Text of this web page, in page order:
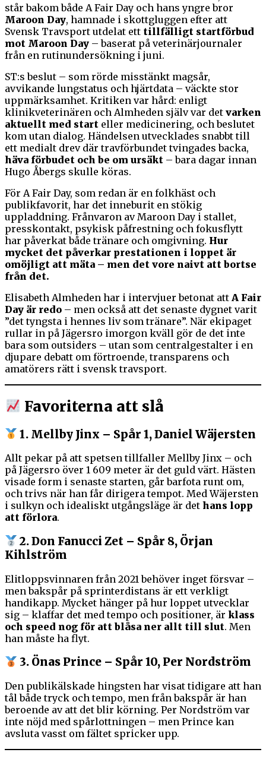
står bakom både A Fair Day och hans yngre bror
Maroon Day, hamnade i skottgluggen efter att
Svensk Travsport utdelat ett tillfälligt startförbud
mot Maroon Day – baserat på veterinärjournaler
från en rutinundersökning i juni.
ST:s beslut – som rörde misstänkt magsår,
avvikande lungstatus och hjärtdata – väckte stor
uppmärksamhet. Kritiken var hård: enligt
klinikveterinären och Almheden själv var det varken
aktuellt med start eller medicinering, och beslutet
kom utan dialog. Händelsen utvecklades snabbt till
ett medialt drev där travförbundet tvingades backa,
häva förbudet och be om ursäkt – bara dagar innan
Hugo Åbergs skulle köras.
För A Fair Day, som redan är en folkhäst och
publikfavorit, har det inneburit en stökig
uppladdning. Frånvaron av Maroon Day i stallet,
presskontakt, psykisk påfrestning och fokusflytt
har påverkat både tränare och omgivning. Hur
mycket det påverkar prestationen i loppet är
omöjligt att mäta – men det vore naivt att bortse
från det.
Elisabeth Almheden har i intervjuer betonat att A Fair
Day är redo – men också att det senaste dygnet varit
”det tyngsta i hennes liv som tränare”. När ekipaget
rullar in på Jägersro imorgon kväll gör de det inte
bara som outsiders – utan som centralgestalter i en
djupare debatt om förtroende, transparens och
amatörers rätt i svensk travsport.
Favoriterna att slå
1. Mellby Jinx – Spår 1, Daniel Wäjersten
Allt pekar på att spetsen tillfaller Mellby Jinx – och
på Jägersro över 1 609 meter är det guld värt. Hästen
visade form i senaste starten, går barfota runt om,
och trivs när han får dirigera tempot. Med Wäjersten
i sulkyn och idealiskt utgångsläge är det hans lopp
att förlora.
2. Don Fanucci Zet – Spår 8, Örjan
Kihlström
Elitloppsvinnaren från 2021 behöver inget försvar –
men bakspår på sprinterdistans är ett verkligt
handikapp. Mycket hänger på hur loppet utvecklar
sig – klaffar det med tempo och positioner, är klass
och speed nog för att blåsa ner allt till slut. Men
han måste ha flyt.
3. Önas Prince – Spår 10, Per Nordström
Den publikälskade hingsten har visat tidigare att han
tål både tryck och tempo, men från bakspår är han
beroende av att det blir körning. Per Nordström var
inte nöjd med spårlottningen – men Prince kan
avsluta vasst om fältet spricker upp.